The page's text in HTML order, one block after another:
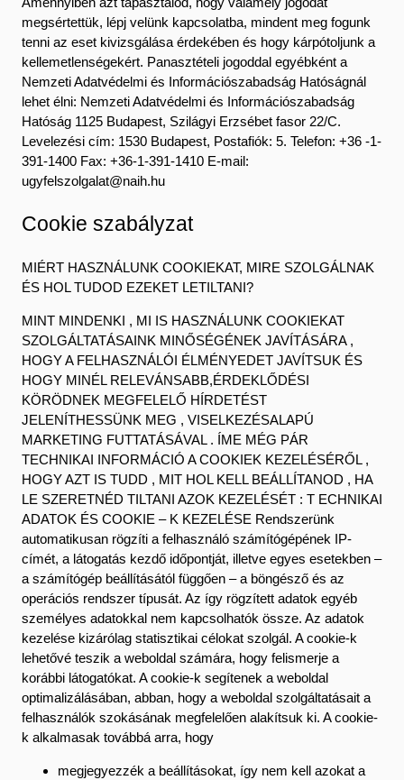
megsértettük, lépj velünk kapcsolatba, mindent meg fogunk
tenni az eset kivizsgálása érdekében és hogy kárpótoljunk a
kellemetlenségekért. Panasztételi jogoddal egyébként a
Nemzeti Adatvédelmi és Információszabadság Hatóságnál
lehet élni: Nemzeti Adatvédelmi és Információszabadság
Hatóság 1125 Budapest, Szilágyi Erzsébet fasor 22/C.
Levelezési cím: 1530 Budapest, Postafiók: 5. Telefon: +36 -1-
391-1400 Fax: +36-1-391-1410 E-mail:
ugyfelszolgalat@naih.hu
Cookie szabályzat
MIÉRT HASZNÁLUNK COOKIEKAT, MIRE SZOLGÁLNAK
ÉS HOL TUDOD EZEKET LETILTANI?
MINT MINDENKI , MI IS HASZNÁLUNK COOKIEKAT
SZOLGÁLTATÁSAINK MINŐSÉGÉNEK JAVÍTÁSÁRA ,
HOGY A FELHASZNÁLÓI ÉLMÉNYEDET JAVÍTSUK ÉS
HOGY MINÉL RELEVÁNSABB,ÉRDEKLŐDÉSI
KÖRÖDNEK MEGFELELŐ HÍRDETÉST
JELENÍTHESSÜNK MEG , VISELKEZÉSALAPÚ
MARKETING FUTTATÁSÁVAL . ÍME MÉG PÁR
TECHNIKAI INFORMÁCIÓ A COOKIEK KEZELÉSÉRŐL ,
HOGY AZT IS TUDD , MIT HOL KELL BEÁLLÍTANOD , HA
LE SZERETNÉD TILTANI AZOK KEZELÉSÉT : T ECHNIKAI
ADATOK ÉS COOKIE – K KEZELÉSE Rendszerünk
automatikusan rögzíti a felhasználó számítógépének IP-
címét, a látogatás kezdő időpontját, illetve egyes esetekben –
a számítógép beállításától függően – a böngésző és az
operációs rendszer típusát. Az így rögzített adatok egyéb
személyes adatokkal nem kapcsolhatók össze. Az adatok
kezelése kizárólag statisztikai célokat szolgál. A cookie-k
lehetővé teszik a weboldal számára, hogy felismerje a
korábbi látogatókat. A cookie-k segítenek a weboldal
optimalizálásában, abban, hogy a weboldal szolgáltatásait a
felhasználók szokásának megfelelően alakítsuk ki. A cookie-
k alkalmasak továbbá arra, hogy
megjegyezzék a beállításokat, így nem kell azokat a